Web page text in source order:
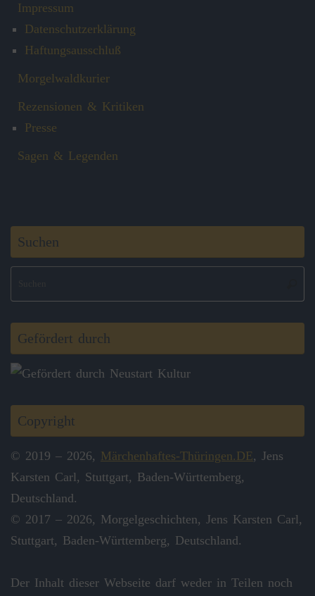
Impressum
Datenschutzerklärung
Haftungsausschluß
Morgelwaldkurier
Rezensionen & Kritiken
Presse
Sagen & Legenden
Suchen
Gefördert durch
Copyright
© 2019 – 2026, Märchenhaftes-Thüringen.DE, Jens
Karsten Carl, Stuttgart, Baden-Württemberg,
Deutschland.
© 2017 – 2026, Morgelgeschichten, Jens Karsten Carl,
Stuttgart, Baden-Württemberg, Deutschland.
Der Inhalt dieser Webseite darf weder in Teilen noch